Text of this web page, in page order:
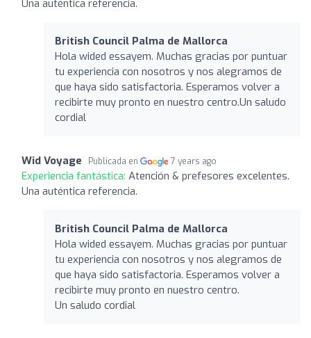
Una auténtica referencia.
British Council Palma de Mallorca
Hola wided essayem. Muchas gracias por puntuar
tu experiencia con nosotros y nos alegramos de
que haya sido satisfactoria. Esperamos volver a
recibirte muy pronto en nuestro centro.Un saludo
cordial
Wid Voyage Publicada en 7 years ago
Experiencia fantástica: Atención & prefesores excelentes.
Una auténtica referencia.
British Council Palma de Mallorca
Hola wided essayem. Muchas gracias por puntuar
tu experiencia con nosotros y nos alegramos de
que haya sido satisfactoria. Esperamos volver a
recibirte muy pronto en nuestro centro.
Un saludo cordial